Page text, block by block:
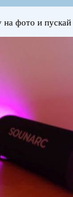
на фото и